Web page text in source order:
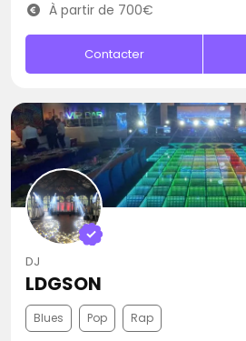
À partir de 700€
Contacter
DJ
LDGSON
Blues Pop Rap